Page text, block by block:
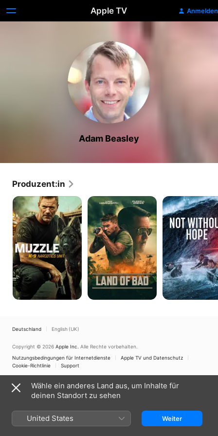
Apple TV Anmelden
Adam Beasley
Produzent:in
Muzzle
-
K-
9
Narcotics
Unit
Land
of
Not
Without
Hope
Deutschland English (UK)
Copyright © 2026 Apple Inc. Alle Rechte vorbehalten.
Nutzungsbedingungen für Internetdienste
Apple TV und Datenschutz
Cookie-Richtlinie
Support
Wähle ein anderes Land aus, um Inhalte für
deinen Standort zu sehen
United States Weiter